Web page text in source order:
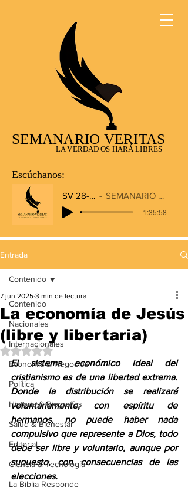
SEMANARIO VERITAS
LA VERDAD OS HARÁ LIBRES
Escúchanos:
SV 28-12-2025
SEMANARIO VERITAS RADIO
-1:35:58
Entrada
Contenido
Nacionales
Internacionales
Economía & Negocios
Política
Historia & Biografías
Salud & Bienestar
Editorial
Ciencia & Tecnología
La Biblia Responde
Contenido
La economía de Jesús
(libre y libertaria)
7 jun 2025 3 min de lectura
Obtuvo NaN de 5 estrellas.
El sistema económico ideal del
cristianismo es de una libertad extrema.
Donde la distribución se realizará
voluntariamente, con espíritu de
hermanos, no puede haber nada
compulsivo que represente a Dios, todo
debe ser libre y voluntario, aunque por
supuesto, con consecuencias de las
elecciones.